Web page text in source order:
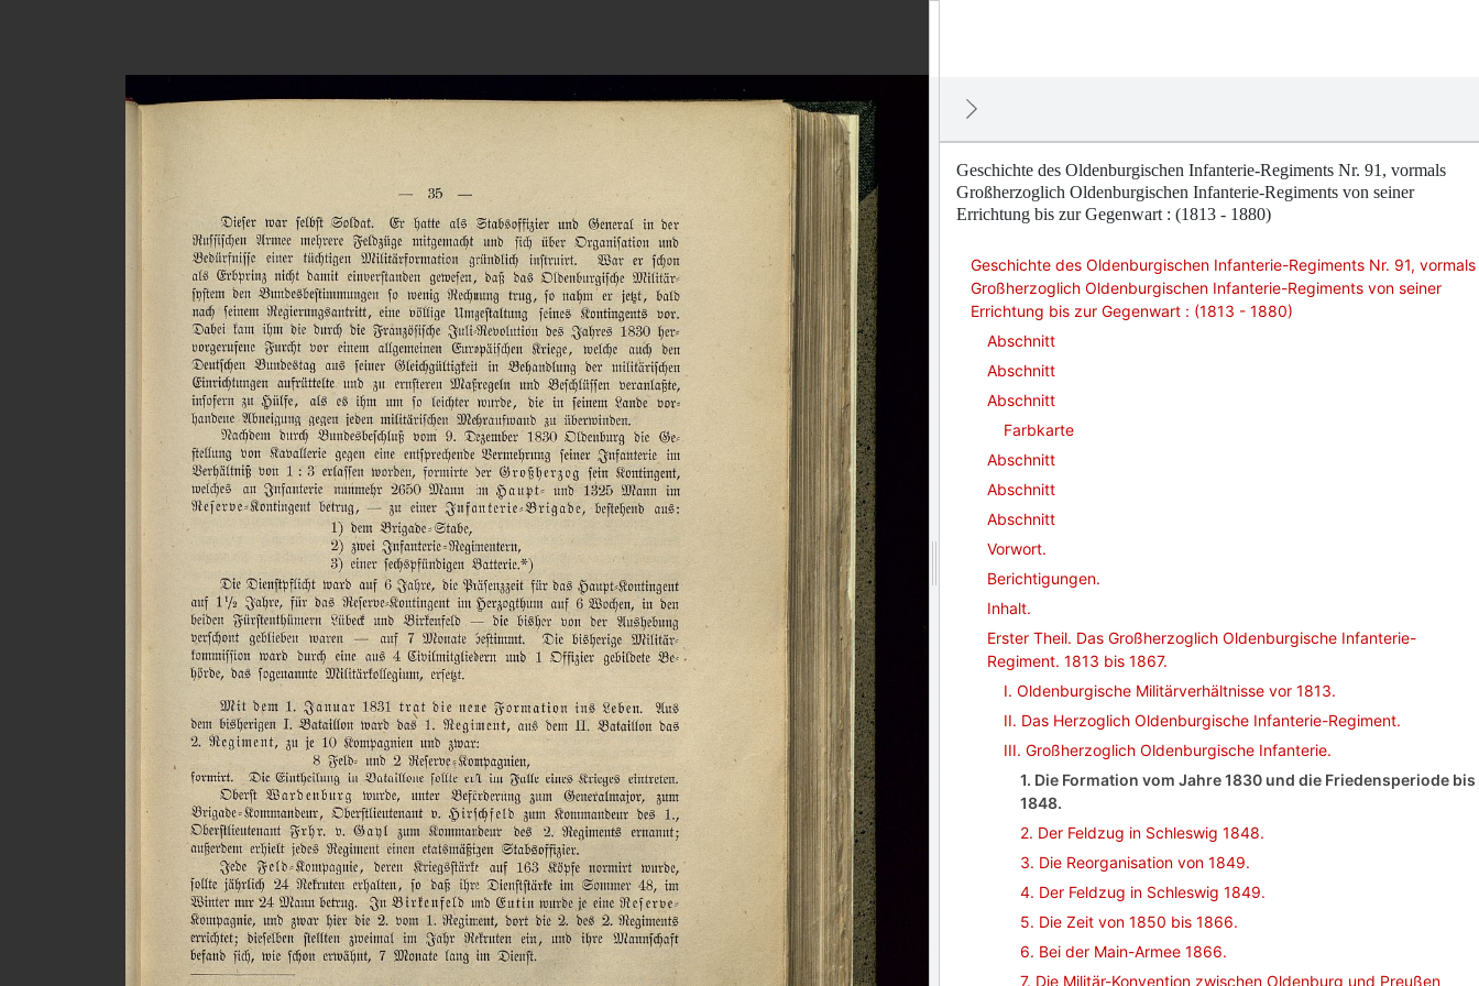
Geschichte des Oldenburgischen Infanterie-Regiments Nr. 91, vormals
Großherzoglich Oldenburgischen Infanterie-Regiments von seiner
Errichtung bis zur Gegenwart : (1813 - 1880)
Geschichte des Oldenburgischen Infanterie-Regiments Nr. 91, vormals
Großherzoglich Oldenburgischen Infanterie-Regiments von seiner
Errichtung bis zur Gegenwart : (1813 - 1880)
Abschnitt
Abschnitt
Abschnitt
Farbkarte
Abschnitt
Abschnitt
Abschnitt
Vorwort.
Berichtigungen.
Inhalt.
Erster Theil. Das Großherzoglich Oldenburgische Infanterie-
Regiment. 1813 bis 1867.
I. Oldenburgische Militärverhältnisse vor 1813.
II. Das Herzoglich Oldenburgische Infanterie-Regiment.
III. Großherzoglich Oldenburgische Infanterie.
1. Die Formation vom Jahre 1830 und die Friedensperiode bis
1848.
2. Der Feldzug in Schleswig 1848.
3. Die Reorganisation von 1849.
4. Der Feldzug in Schleswig 1849.
5. Die Zeit von 1850 bis 1866.
6. Bei der Main-Armee 1866.
7. Die Militär-Konvention zwischen Oldenburg und Preußen